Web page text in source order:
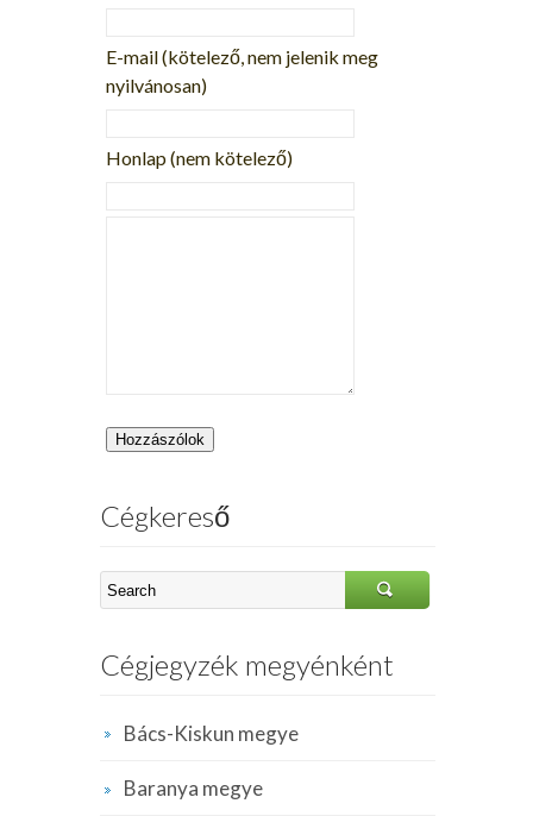
E-mail(kötelező, nem jelenik meg
nyilvánosan)
Honlap (nem kötelező)
Cégkereső
Cégjegyzék megyénként
Bács-Kiskun megye
Baranya megye